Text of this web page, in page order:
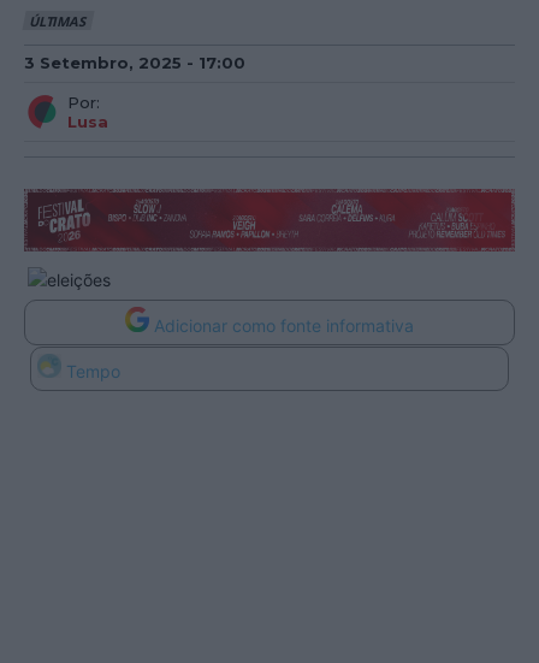
ÚLTIMAS
3 Setembro, 2025 - 17:00
Por:
Lusa
Adicionar como fonte informativa
Tempo